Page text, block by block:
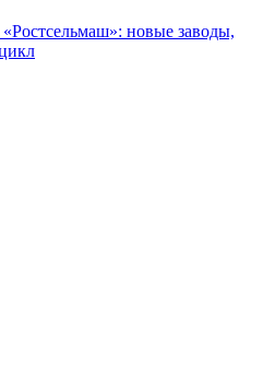
новые заводы,